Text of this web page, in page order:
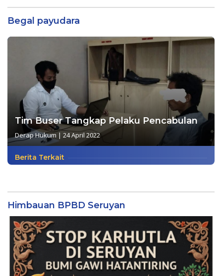
Begal payudara
Tim Buser Tangkap Pelaku Pencabulan
Derap Hukum | 24 April 2022
Berita Terkait
Himbauan BPBD Seruyan